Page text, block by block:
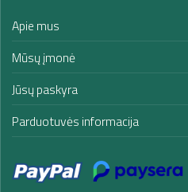
Apie mus
Mūsų įmonė
Jūsų paskyra
Parduotuvės informacija